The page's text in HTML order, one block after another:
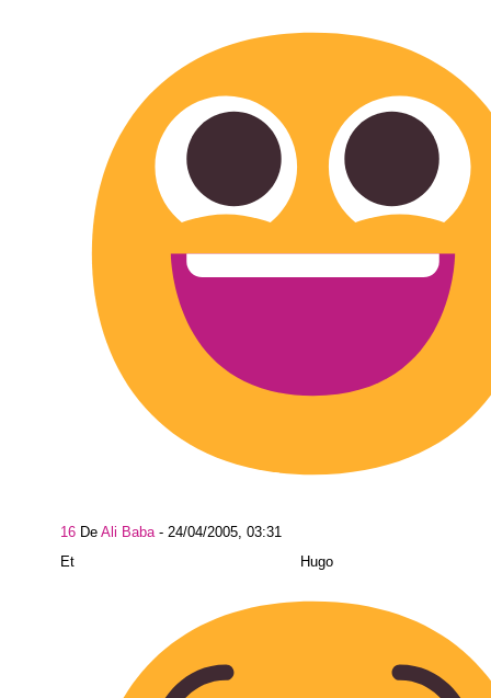
16 De Ali Baba - 24/04/2005, 03:31
Et Hugo